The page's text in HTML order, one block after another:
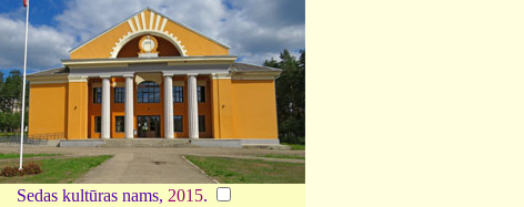
Sedas kultūras nams, 2015.